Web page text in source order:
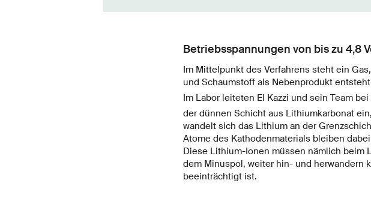
Betriebsspannungen von bis zu 4,8
Im Mittelpunkt des Verfahrens steht ein
und Schaumstoff als Nebenprodukt
Im Labor leiteten El Kazzi und sein Team
der dünnen Schicht aus Lithiumkarbonat
wandelt sich das Lithium an der
Atome des Kathodenmaterials bleiben
Diese Lithium-Ionen müssen nämlich beim
dem Minuspol, weiter hin- und herwandern
beeinträchtigt ist.